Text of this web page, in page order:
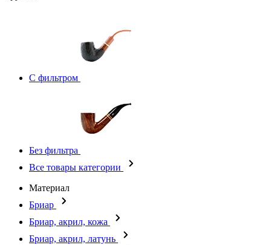
С фильтром
Без фильтра
Все товары категории
Материал
Бриар
Бриар, акрил, кожа
Бриар, акрил, латунь